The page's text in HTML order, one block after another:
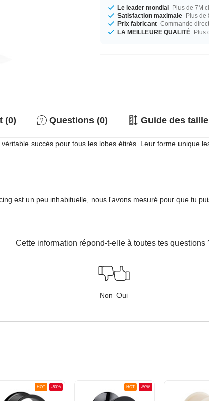
Le leader mondial Plus de 7M
Satisfaction maximale Plus de
Prix fabricant Commande
LA MEILLEURE QUALITÉ Plus
(0) Questions (0) Guide des
succès pour tous les lobes étirés. Leur forme unique
est un peu inhabituelle, nous l'avons mesuré pour que tu
Cette information répond-t-elle à toutes tes questions
Non Oui
-50%
HOT -50%
HOT